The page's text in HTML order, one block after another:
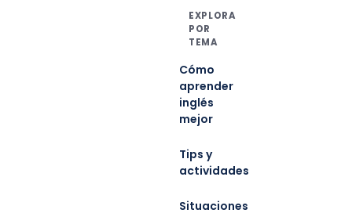
EXPLORA
POR
TEMA
Cómo
aprender
inglés
mejor
Tips y
actividades
Situaciones